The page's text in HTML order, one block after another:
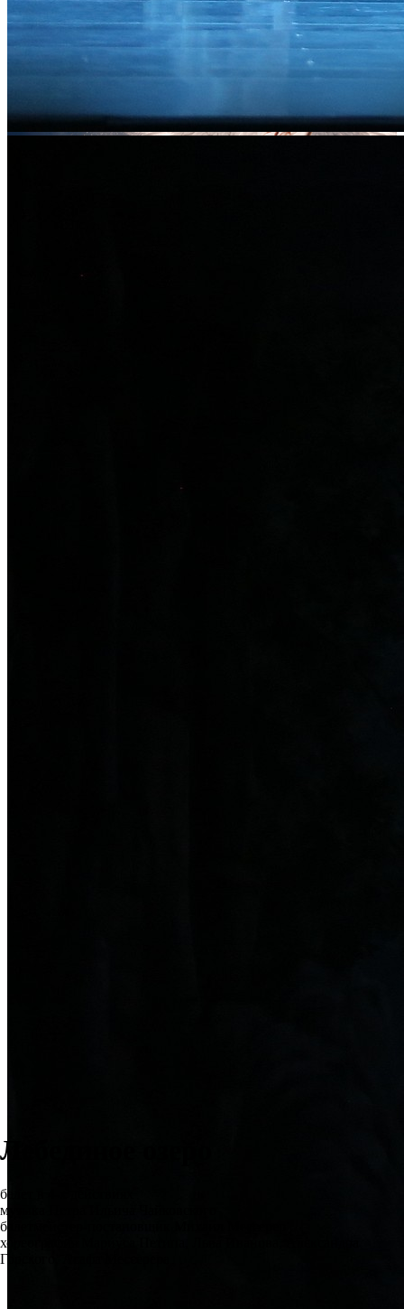
Лебединое озеро
балет в 4-х действиях
музыка Петра Ильича Чайковского
балетмейстер-постановщик Михаил Мессерер
хореография Мариуса Петипа, Льва Иванова, Александра
Горского, Асафа Мессерера